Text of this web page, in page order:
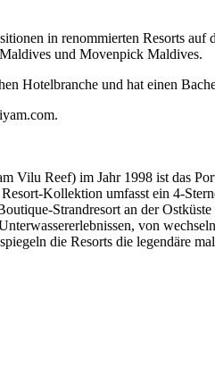
in renommierten Resorts
und Movenpick Maldives.
Hotelbranche und hat einen
Vilu Reef) im Jahr 1998 ist das
Kollektion umfasst ein 4-
Strandresort an der
von
die Resorts die legendäre